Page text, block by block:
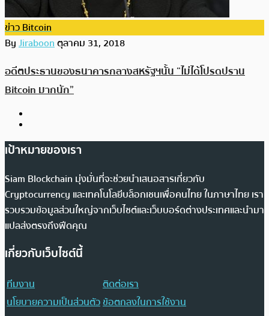
ข่าว Bitcoin
ByJiraboonตุลาคม 31, 2018
อดีตประธานของธนาคารกลางสหรัฐฯนั้น “ไม่ได้โปรดปราน
Bitcoin มากนัก”
เป้าหมายของเรา
Siam Blockchain มุ่งมั่นที่จะช่วยนำเสนอสารเกี่ยวกับ
Cryptocurrency และเทคโนโลยีบล็อกเชนเพื่อคนไทย ในภาษาไทย เรา
รวบรวมข้อมูลส่วนใหญ่จากเว็บไซต์และเว็บบอร์ดต่างประเทศและนำมา
แปลส่งตรงถึงฟีดคุณ
เกี่ยวกับเว็บไซต์นี้
ทีมงาน
ติดต่อเรา
นโยบายความเป็นส่วนตัวข้อตกลงในการใช้งาน